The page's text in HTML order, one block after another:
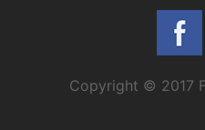
Copyright © 2017